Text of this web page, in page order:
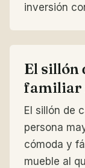
inversión
El sillón
familiar
El sillón de
persona
cómoda y
mueble al